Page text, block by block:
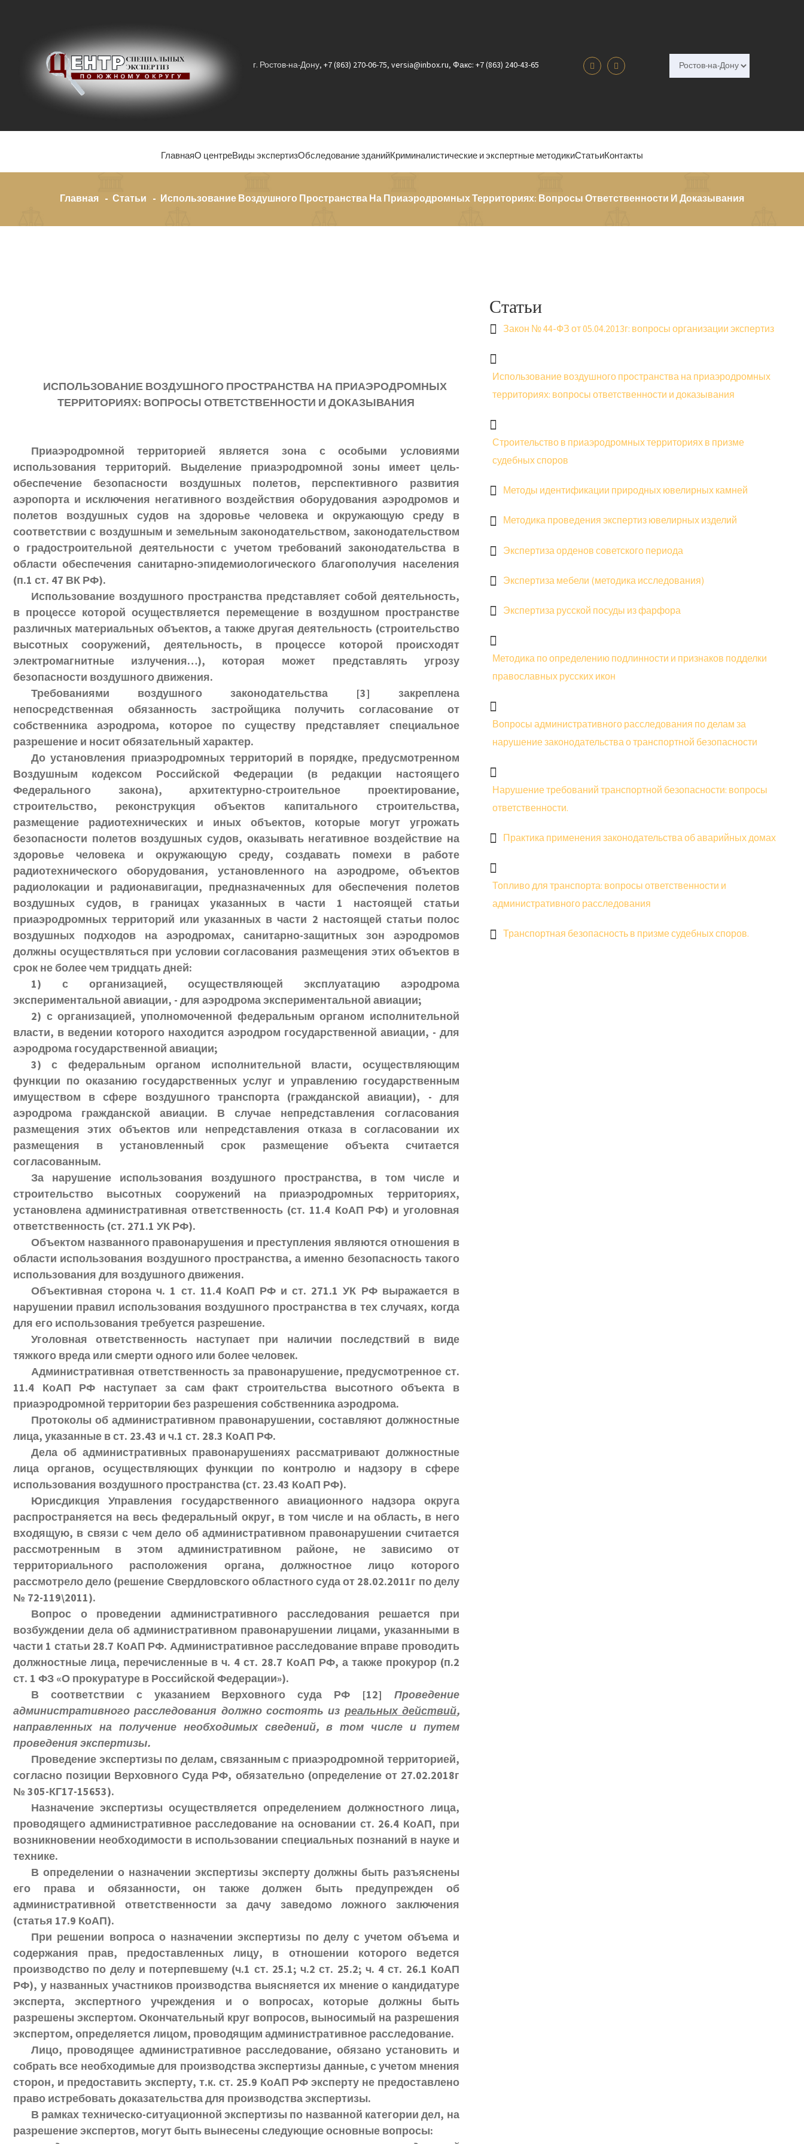
г. Ростов-на-Дону,+7 (863) 270-06-75,versia@inbox.ru,Факс: +7 (863) 240-43-65
ГлавнаяО центреВиды экспертизОбследование зданийКриминалистические и экспертные методикиСтатьиКонтакты
Главная Статьи Использование Воздушного Пространства На Приаэродромных Территориях: Вопросы Ответственности И Доказывания
ИСПОЛЬЗОВАНИЕ ВОЗДУШНОГО ПРОСТРАНСТВА НА ПРИАЭРОДРОМНЫХ
ТЕРРИТОРИЯХ: ВОПРОСЫ ОТВЕТСТВЕННОСТИ И ДОКАЗЫВАНИЯ
Приаэродромной территорией является зона с особыми условиями
использования территорий. Выделение приаэродромной зоны имеет цель-
обеспечение безопасности воздушных полетов, перспективного развития
аэропорта и исключения негативного воздействия оборудования аэродромов и
полетов воздушных судов на здоровье человека и окружающую среду в
соответствии с воздушным и земельным законодательством, законодательством
о градостроительной деятельности с учетом требований законодательства в
области обеспечения санитарно-эпидемиологического благополучия населения
(п.1 ст. 47 ВК РФ).
Использование воздушного пространства представляет собой деятельность,
в процессе которой осуществляется перемещение в воздушном пространстве
различных материальных объектов, а также другая деятельность (строительство
высотных сооружений, деятельность, в процессе которой происходят
электромагнитные излучения…), которая может представлять угрозу
безопасности воздушного движения.
Требованиями воздушного законодательства [3] закреплена
непосредственная обязанность застройщика получить согласование от
собственника аэродрома, которое по существу представляет специальное
разрешение и носит обязательный характер.
До установления приаэродромных территорий в порядке, предусмотренном
Воздушным кодексом Российской Федерации (в редакции настоящего
Федерального закона), архитектурно-строительное проектирование,
строительство, реконструкция объектов капитального строительства,
размещение радиотехнических и иных объектов, которые могут угрожать
безопасности полетов воздушных судов, оказывать негативное воздействие на
здоровье человека и окружающую среду, создавать помехи в работе
радиотехнического оборудования, установленного на аэродроме, объектов
радиолокации и радионавигации, предназначенных для обеспечения полетов
воздушных судов, в границах указанных в части 1 настоящей статьи
приаэродромных территорий или указанных в части 2 настоящей статьи полос
воздушных подходов на аэродромах, санитарно-защитных зон аэродромов
должны осуществляться при условии согласования размещения этих объектов в
срок не более чем тридцать дней:
1) с организацией, осуществляющей эксплуатацию аэродрома
экспериментальной авиации, - для аэродрома экспериментальной авиации;
2) с организацией, уполномоченной федеральным органом исполнительной
власти, в ведении которого находится аэродром государственной авиации, - для
аэродрома государственной авиации;
3) с федеральным органом исполнительной власти, осуществляющим
функции по оказанию государственных услуг и управлению государственным
имуществом в сфере воздушного транспорта (гражданской авиации), - для
аэродрома гражданской авиации. В случае непредставления согласования
размещения этих объектов или непредставления отказа в согласовании их
размещения в установленный срок размещение объекта считается
согласованным.
За нарушение использования воздушного пространства, в том числе и
строительство высотных сооружений на приаэродромных территориях,
установлена административная ответственность (ст. 11.4 КоАП РФ) и уголовная
ответственность (ст. 271.1 УК РФ).
Объектом названного правонарушения и преступления являются отношения в
области использования воздушного пространства, а именно безопасность такого
использования для воздушного движения.
Объективная сторона ч. 1 ст. 11.4 КоАП РФ и ст. 271.1 УК РФ выражается в
нарушении правил использования воздушного пространства в тех случаях, когда
для его использования требуется разрешение.
Уголовная ответственность наступает при наличии последствий в виде
тяжкого вреда или смерти одного или более человек.
Административная ответственность за правонарушение, предусмотренное ст.
11.4 КоАП РФ наступает за сам факт строительства высотного объекта в
приаэродромной территории без разрешения собственника аэродрома.
Протоколы об административном правонарушении, составляют должностные
лица, указанные в ст. 23.43 и ч.1 ст. 28.3 КоАП РФ.
Дела об административных правонарушениях рассматривают должностные
лица органов, осуществляющих функции по контролю и надзору в сфере
использования воздушного пространства (ст. 23.43 КоАП РФ).
Юрисдикция Управления государственного авиационного надзора округа
распространяется на весь федеральный округ, в том числе и на область, в него
входящую, в связи с чем дело об административном правонарушении считается
рассмотренным в этом административном районе, не зависимо от
территориального расположения органа, должностное лицо которого
рассмотрело дело (решение Свердловского областного суда от 28.02.2011г по делу
№ 72-119\2011).
Вопрос о проведении административного расследования решается при
возбуждении дела об административном правонарушении лицами, указанными в
части 1 статьи 28.7 КоАП РФ. Административное расследование вправе проводить
должностные лица, перечисленные в ч. 4 ст. 28.7 КоАП РФ, а также прокурор (п.2
ст. 1 ФЗ «О прокуратуре в Российской Федерации»).
В соответствии с указанием Верховного суда РФ [12] Проведение
административного расследования должно состоять из реальных действий,
направленных на получение необходимых сведений, в том числе и путем
проведения экспертизы.
Проведение экспертизы по делам, связанным с приаэродромной территорией,
согласно позиции Верховного Суда РФ, обязательно (определение от 27.02.2018г
№ 305-КГ17-15653).
Назначение экспертизы осуществляется определением должностного лица,
проводящего административное расследование на основании ст. 26.4 КоАП, при
возникновении необходимости в использовании специальных познаний в науке и
технике.
В определении о назначении экспертизы эксперту должны быть разъяснены
его права и обязанности, он также должен быть предупрежден об
административной ответственности за дачу заведомо ложного заключения
(статья 17.9 КоАП).
При решении вопроса о назначении экспертизы по делу с учетом объема и
содержания прав, предоставленных лицу, в отношении которого ведется
производство по делу и потерпевшему (ч.1 ст. 25.1; ч.2 ст. 25.2; ч. 4 ст. 26.1 КоАП
РФ), у названных участников производства выясняется их мнение о кандидатуре
эксперта, экспертного учреждения и о вопросах, которые должны быть
разрешены экспертом. Окончательный круг вопросов, выносимый на разрешения
экспертом, определяется лицом, проводящим административное расследование.
Лицо, проводящее административное расследование, обязано установить и
собрать все необходимые для производства экспертизы данные, с учетом мнения
сторон, и предоставить эксперту, т.к. ст. 25.9 КоАП РФ эксперту не предоставлено
право истребовать доказательства для производства экспертизы.
В рамках техническо-ситуационной экспертизы по названной категории дел, на
разрешение экспертов, могут быть вынесены следующие основные вопросы:
Статьи
Закон № 44-ФЗ от 05.04.2013г: вопросы организации экспертиз
Использование воздушного пространства на приаэродромных
территориях: вопросы ответственности и доказывания
Строительство в приаэродромных территориях в призме
судебных споров
Методы идентификации природных ювелирных камней
Методика проведения экспертиз ювелирных изделий
Экспертиза орденов советского периода
Экспертиза мебели (методика исследования)
Экспертиза русской посуды из фарфора
Методика по определению подлинности и признаков подделки
православных русских икон
Вопросы административного расследования по делам за
нарушение законодательства о транспортной безопасности
Нарушение требований транспортной безопасности: вопросы
ответственности.
Практика применения законодательства об аварийных домах
Топливо для транспорта: вопросы ответственности и
административного расследования
Транспортная безопасность в призме судебных споров.